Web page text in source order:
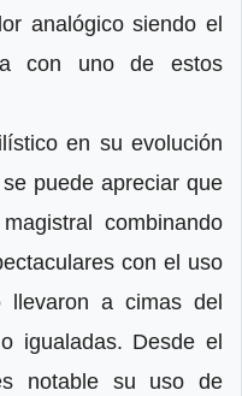
analógico siendo el
con uno de estos
en su evolución
puede apreciar que
combinando
con el uso
llevaron a cimas del
igualadas. Desde el
notable su uso de